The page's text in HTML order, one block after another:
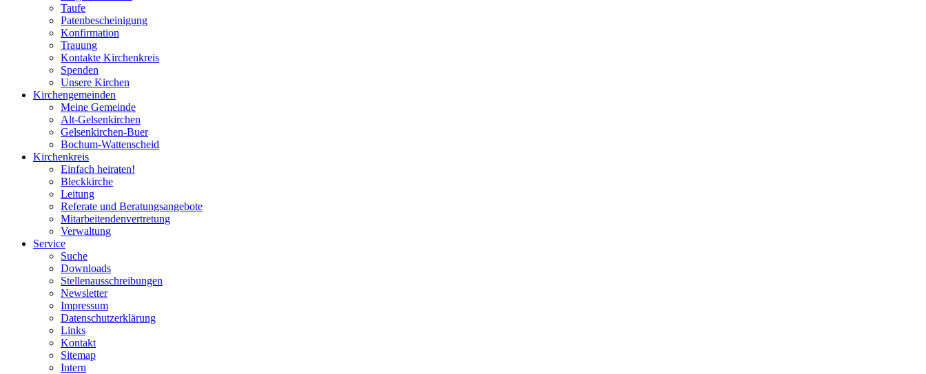
Taufe
Patenbescheinigung
Konfirmation
Trauung
Kontakte Kirchenkreis
Spenden
Unsere Kirchen
Kirchengemeinden
Meine Gemeinde
Alt-Gelsenkirchen
Gelsenkirchen-Buer
Bochum-Wattenscheid
Kirchenkreis
Einfach heiraten!
Bleckkirche
Leitung
Referate und Beratungsangebote
Mitarbeitendenvertretung
Verwaltung
Service
Suche
Downloads
Stellenausschreibungen
Newsletter
Impressum
Datenschutzerklärung
Links
Kontakt
Sitemap
Intern